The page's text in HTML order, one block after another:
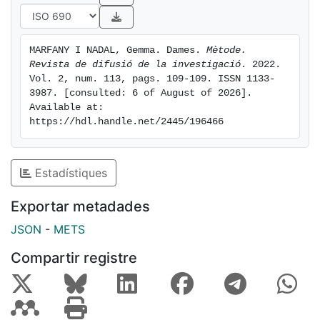
MARFANY I NADAL, Gemma. Dames. Mètode.
Revista de difusió de la investigació . 2022.
Vol. 2, num. 113, pags. 109-109. ISSN 1133-
3987. [consulted: 6 of August of 2026].
Available at:
https://hdl.handle.net/2445/196466
Estadístiques
Exportar metadades
JSON - METS
Compartir registre